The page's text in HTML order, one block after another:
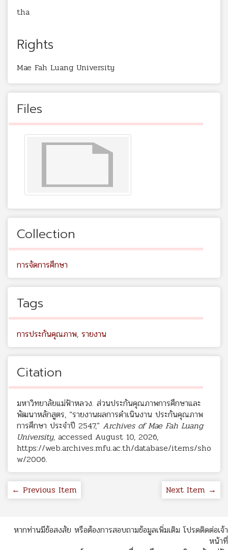
tha
Rights
Mae Fah Luang University
Files
Collection
การจัดการศึกษา
Tags
การประกันคุณภาพ, รายงาน
Citation
มหาวิทยาลัยแม่ฟ้าหลวง. ส่วนประกันคุณภาพการศึกษาและ
พัฒนาหลักสูตร, “รายงานผลการดำเนินงาน ประกันคุณภาพ
การศึกษา ประจำปี 2547,” Archives of Mae Fah Luang
University, accessed August 10, 2026,
https://web.archives.mfu.ac.th/database/items/sho
w/2006.
← Previous Item Next Item →
หากท่านมีข้อสงสัย หรือต้องการสอบถามข้อมูลเพิ่มเติม โปรดติดต่อเจ้า
หน้าที่